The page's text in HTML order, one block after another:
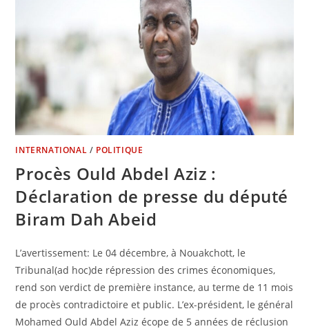
INTERNATIONAL / POLITIQUE
Procès Ould Abdel Aziz :
Déclaration de presse du député
Biram Dah Abeid
L’avertissement: Le 04 décembre, à Nouakchott, le
Tribunal(ad hoc)de répression des crimes économiques,
rend son verdict de première instance, au terme de 11 mois
de procès contradictoire et public. L’ex-président, le général
Mohamed Ould Abdel Aziz écope de 5 années de réclusion